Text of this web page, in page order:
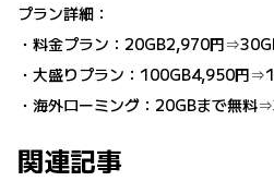
プラン詳細：
・料金プラン：20GB2,970円
・大盛りプラン：100GB4,950円
・海外ローミング：20GBまで無料
関連記事